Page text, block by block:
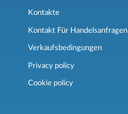
Kontakte
Kontakt Für Handelsanfragen
Verkaufsbedingungen
Privacy policy
Cookie policy